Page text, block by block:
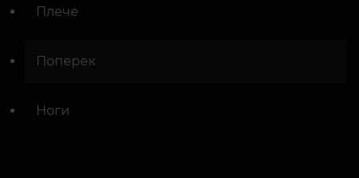
Плече
Поперек
Ноги